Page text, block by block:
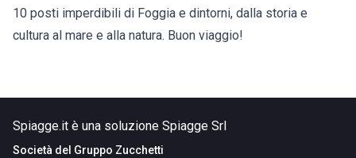
10 posti imperdibili di Foggia e dintorni, dalla storia e
cultura al mare e alla natura. Buon viaggio!
Spiagge.it è una soluzione Spiagge Srl
Società del Gruppo Zucchetti